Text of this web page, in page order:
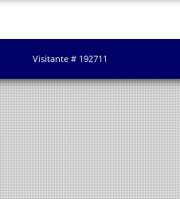
Visitante # 192711